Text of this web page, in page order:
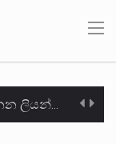
මේ, දන්නා හඳුනන ලියන්නකුගේ නන්නාඳුනන අඩවියක සැරිසරා ලද ආස්වාදනීය මොහොතක සිංහාවලෝකනයකි .කෙටි කවියක දිගු බර…